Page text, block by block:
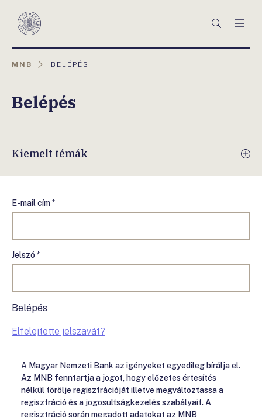
Magyar
Keresés
MNB
AKTUÁLIS
BELÉPÉS
Belépés
Kiemelt témák
E-mail cím *
Jelszó *
Belépés
Elfelejtette jelszavát?
A Magyar Nemzeti Bank az igényeket egyedileg bírálja el.
Az MNB fenntartja a jogot, hogy előzetes értesítés
nélkül törölje regisztrációját illetve megváltoztassa a
regisztráció és a jogosultságkezelés szabályait. A
regisztráció során megadott adatokat az MNB